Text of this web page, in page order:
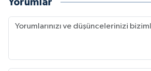
Yorumlar